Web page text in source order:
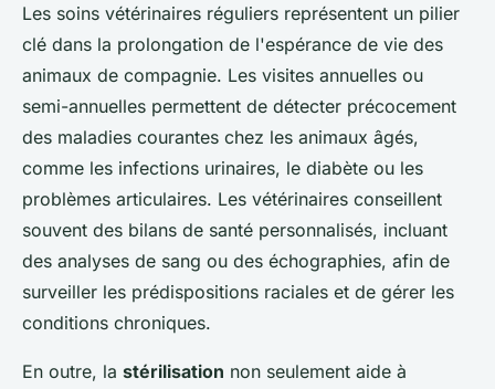
Les soins vétérinaires réguliers représentent un pilier
clé dans la prolongation de l'espérance de vie des
animaux de compagnie. Les visites annuelles ou
semi-annuelles permettent de détecter précocement
des maladies courantes chez les animaux âgés,
comme les infections urinaires, le diabète ou les
problèmes articulaires. Les vétérinaires conseillent
souvent des bilans de santé personnalisés, incluant
des analyses de sang ou des échographies, afin de
surveiller les prédispositions raciales et de gérer les
conditions chroniques.
En outre, la stérilisation non seulement aide à